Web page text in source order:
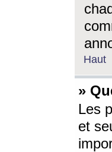
Haut
»
Les
et